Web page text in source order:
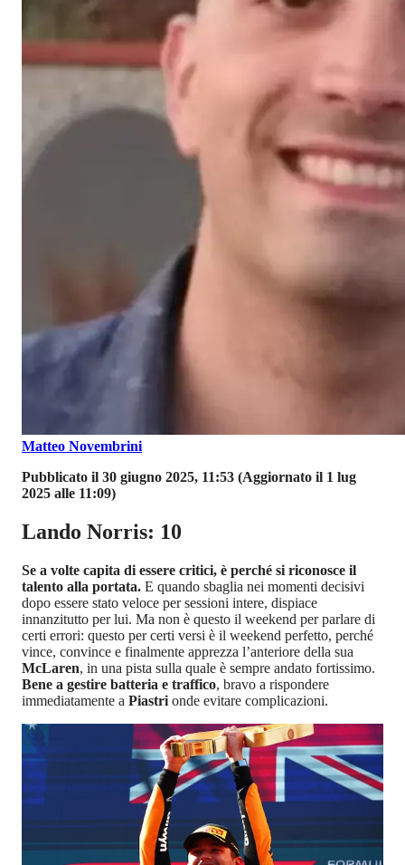
Matteo Novembrini
Pubblicato il 30 giugno 2025, 11:53 (Aggiornato il 1 lug
2025 alle 11:09)
Lando Norris: 10
Se a volte capita di essere critici, è perché si riconosce il
talento alla portata. E quando sbaglia nei momenti decisivi
dopo essere stato veloce per sessioni intere, dispiace
innanzitutto per lui. Ma non è questo il weekend per parlare di
certi errori: questo per certi versi è il weekend perfetto, perché
vince, convince e finalmente apprezza l’anteriore della sua
McLaren, in una pista sulla quale è sempre andato fortissimo.
Bene a gestire batteria e traffico, bravo a rispondere
immediatamente a Piastri onde evitare complicazioni.